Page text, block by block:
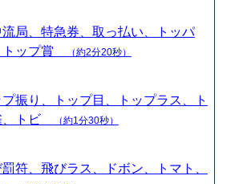
流局、特急券、取っ払い、トッパ
トップ賞
（約2分20秒）
プ振り、トップ目、トップラス、ト
、トビ
（約1分30秒）
符、飛びラス、ドボン、トマト、